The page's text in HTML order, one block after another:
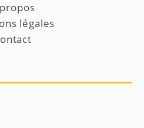
légales